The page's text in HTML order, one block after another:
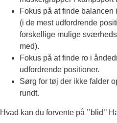
Fokus på at finde
(i de mest udfordrende
forskellige mulige
med).
Fokus på at finde ro i
udfordrende positioner.
Sørg for tøj der ikke falder
rundt.
Hvad kan du forvente på ’’blid’’